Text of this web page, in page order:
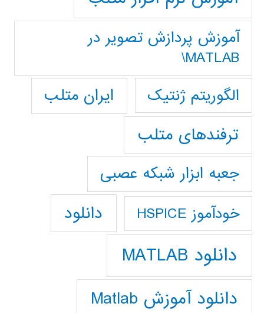
آموزش پردازش تصوير در
MATLAB\
الگوریتم ژنتیک
ایران متلب
ترفندهای متلب
جعبه ابزار شبکه عصبی
خودآموز HSPICE دانلود
دانلود MATLAB
دانلود آموزش Matlab